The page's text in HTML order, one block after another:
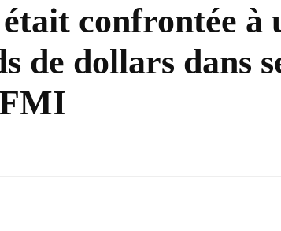
confrontée à
de dollars dans